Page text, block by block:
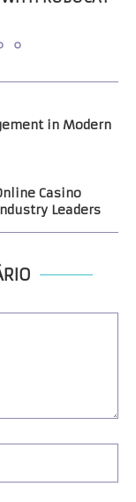
in Modern
Casino
Leaders